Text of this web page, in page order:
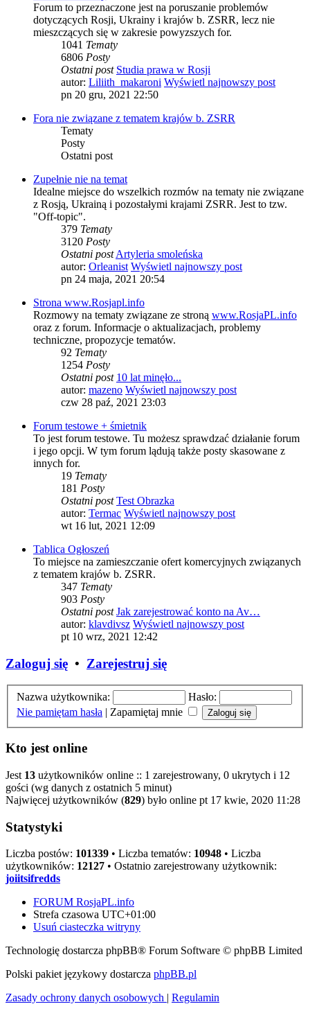
Forum to przeznaczone jest na poruszanie problemów
dotyczących Rosji, Ukrainy i krajów b. ZSRR, lecz nie
mieszczących się w zakresie powyzszych for.
1041 Tematy
6806 Posty
Ostatni post Studia prawa w Rosji
autor: Liliith_makaroni Wyświetl najnowszy post
pn 20 gru, 2021 22:50
Fora nie związane z tematem krajów b. ZSRR
Tematy
Posty
Ostatni post
Zupełnie nie na temat
Idealne miejsce do wszelkich rozmów na tematy nie związane
z Rosją, Ukrainą i pozostałymi krajami ZSRR. Jest to tzw.
"Off-topic".
379 Tematy
3120 Posty
Ostatni postArtyleria smoleńska
autor: Orleanist Wyświetl najnowszy post
pn 24 maja, 2021 20:54
Strona www.Rosjapl.info
Rozmowy na tematy związane ze stroną www.RosjaPL.info
oraz z forum. Informacje o aktualizacjach, problemy
techniczne, propozycje tematów.
92 Tematy
1254 Posty
Ostatni post 10 lat minęło...
autor: mazeno Wyświetl najnowszy post
czw 28 paź, 2021 23:03
Forum testowe + śmietnik
To jest forum testowe. Tu możesz sprawdzać działanie forum
i jego opcji. W tym forum lądują także posty skasowane z
innych for.
19 Tematy
181 Posty
Ostatni post Test Obrazka
autor: Termac Wyświetl najnowszy post
wt 16 lut, 2021 12:09
Tablica Ogłoszeń
To miejsce na zamieszczanie ofert komercyjnych związanych
z tematem krajów b. ZSRR.
347 Tematy
903 Posty
Ostatni post Jak zarejestrować konto na Av…
autor: klavdivsz Wyświetl najnowszy post
pt 10 wrz, 2021 12:42
Zaloguj się • Zarejestruj się
Nazwa użytkownika:
Hasło:
Nie pamiętam hasła | Zapamiętaj mnie
Kto jest online
Jest 13 użytkowników online :: 1 zarejestrowany, 0 ukrytych i 12
gości (wg danych z ostatnich 5 minut)
Najwięcej użytkowników (829) było online pt 17 kwie, 2020 11:28
Statystyki
Liczba postów: 101339 • Liczba tematów: 10948 • Liczba
użytkowników: 12127 • Ostatnio zarejestrowany użytkownik:
joiitsifredds
FORUM RosjaPL.info
Strefa czasowa UTC+01:00
Usuń ciasteczka witryny
Technologię dostarcza phpBB® Forum Software © phpBB Limited
Polski pakiet językowy dostarcza phpBB.pl
Zasady ochrony danych osobowych | Regulamin